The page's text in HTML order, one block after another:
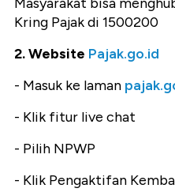
Kring Pajak di 1500200
2. Website Pajak.go.id
- Masuk ke laman
- Klik fitur live chat
- Pilih NPWP
- Klik Pengaktifan